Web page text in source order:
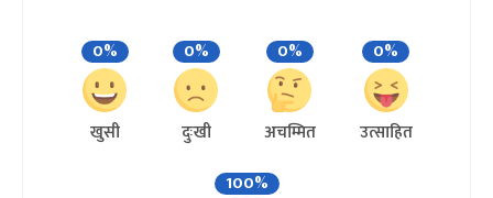
0%
खुसी
0%
दुःखी
0%
अचम्मित
0%
उत्साहित
100%